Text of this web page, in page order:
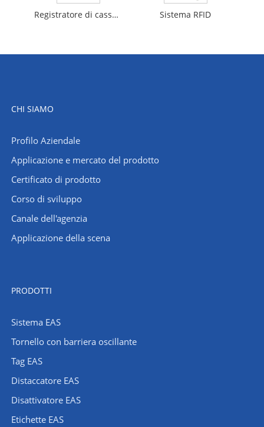
Registratore di cassa self-service RFID Sistema RFID
CHI SIAMO
Profilo Aziendale
Applicazione e mercato del prodotto
Certificato di prodotto
Corso di sviluppo
Canale dell'agenzia
Applicazione della scena
PRODOTTI
Sistema EAS
Tornello con barriera oscillante
Tag EAS
Distaccatore EAS
Disattivatore EAS
Etichette EAS